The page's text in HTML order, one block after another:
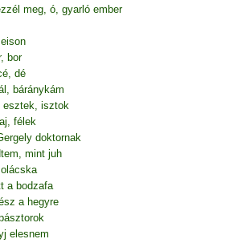
meg, ó, gyarló ember
bor
dé
báránykám
esztek, isztok
félek
doktornak
mint juh
a bodzafa
a hegyre
elesnem